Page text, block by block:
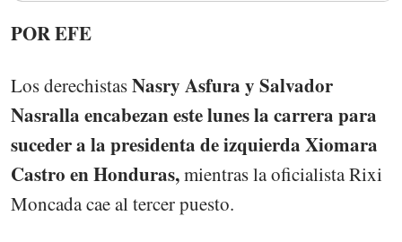
POR EFE
Los derechistasNasry Asfura y Salvador
Nasralla encabezan este lunes la carrera para
suceder a la presidenta de izquierda Xiomara
Castro en Honduras,mientras la oficialista Rixi
Moncada cae al tercer puesto.